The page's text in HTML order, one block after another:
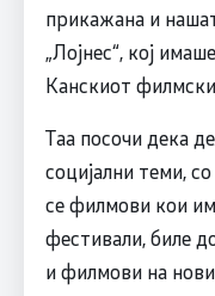
прикажана и
„Лојнес“, кој
Канскиот
Таа посочи дека
социјални теми,
се филмови кои
фестивали, биле
и филмови на